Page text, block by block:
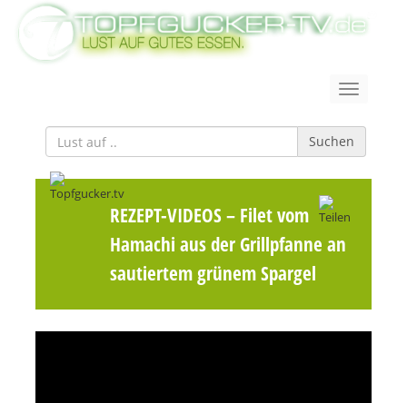
Suchen
REZEPT-VIDEOS– Filet vom
Hamachi aus der Grillpfanne an
sautiertem grünem Spargel